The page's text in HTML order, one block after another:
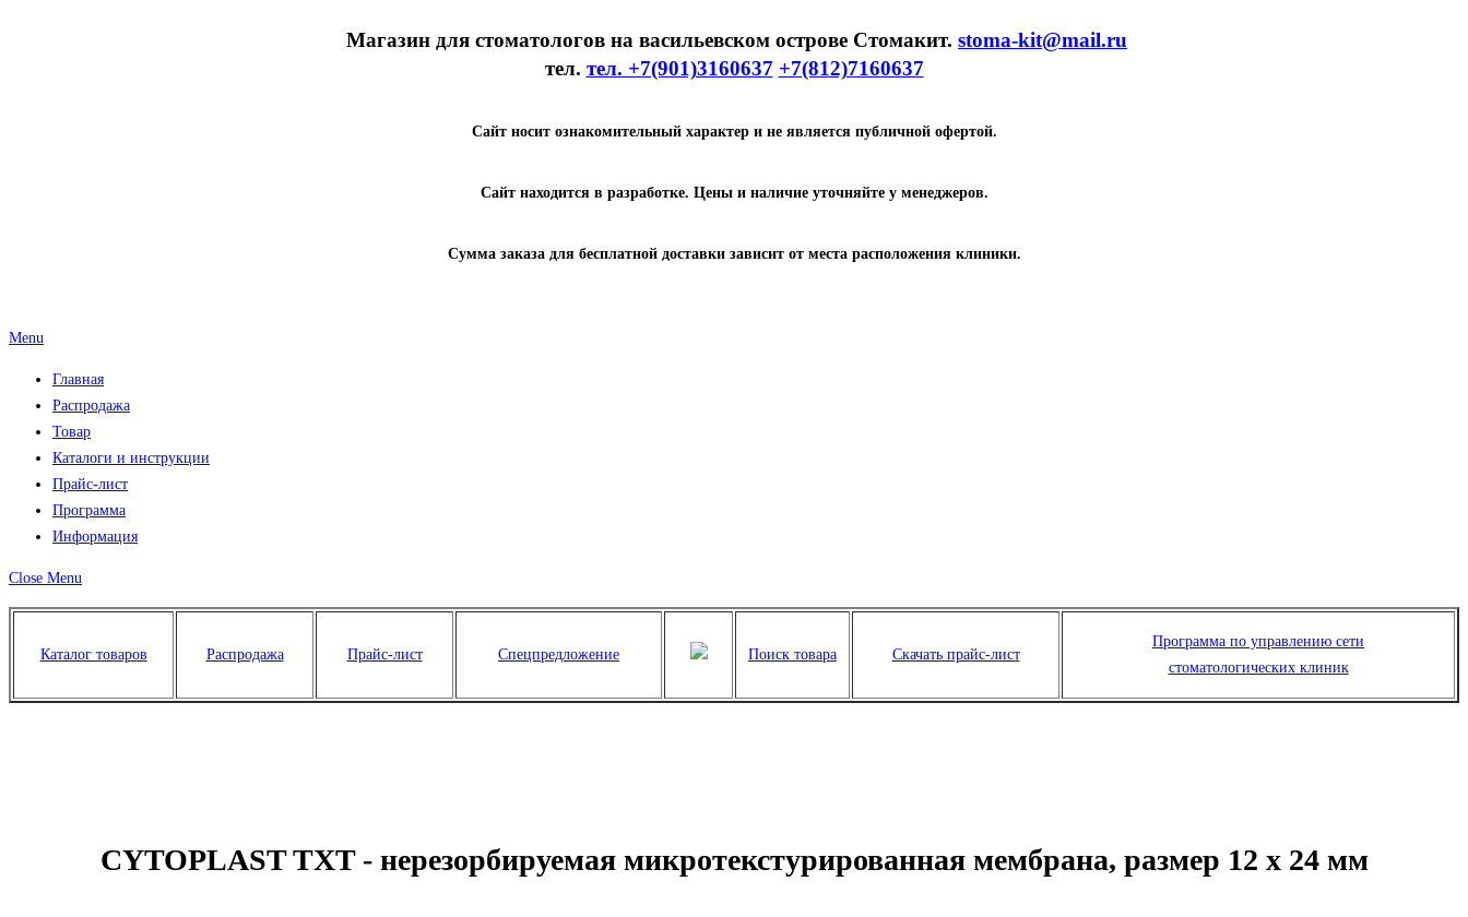
Магазин для стоматологов на васильевском острове Стомакит. stoma-kit@mail.ru
тел. тел. +7(901)3160637 +7(812)7160637
Сайт носит ознакомительный характер и не является публичной офертой.
Сайт находится в разработке. Цены и наличие уточняйте у менеджеров.
Сумма заказа для бесплатной доставки зависит от места расположения клиники.
Menu
Главная
Распродажа
Товар
Каталоги и инструкции
Прайс-лист
Программа
Информация
Close Menu
Каталог товаров Распродажа Прайс-лист Спецпредложение Поиск товара Скачать прайс-лист
Программа по управлению сети
стоматологических клиник
CYTOPLAST TXT - нерезорбируемая микротекстурированная мембрана, размер 12 х 24 мм